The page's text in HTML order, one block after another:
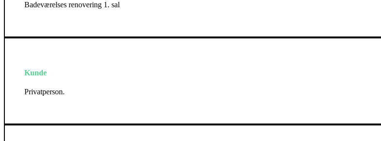
Badeværelses renovering 1. sal
Kunde
Privatperson.